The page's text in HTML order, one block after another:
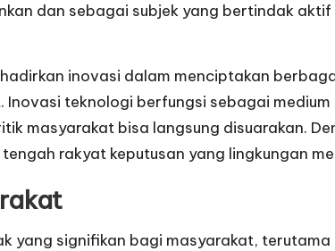
dan sebagai subjek yang bertindak
inovasi dalam menciptakan
teknologi berfungsi sebagai
masyarakat bisa langsung disuarakan.
rakyat keputusan yang lingkungan
yang signifikan bagi masyarakat,